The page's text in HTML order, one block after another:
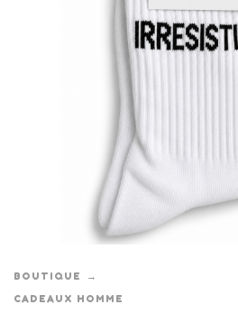
BOUTIQUE
CADEAUX HOMME